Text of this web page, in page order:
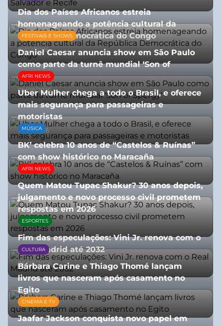
Dia dos Países Africanos estreia
homenageando a potência cultural da
República Democrática do Congo
10/07/2026
FESTIVAIS E SHOWS
Daniel Caesar anuncia show em São Paulo
como parte da turnê mundial ‘Son of
Spergy’
05/08/2026
AFRI NEWS
Uber Mulher chega a todo o Brasil, e oferece
mais segurança para passageiras e
motoristas
10/07/2026
MÚSICA
BK’ celebra 10 anos de “Castelos & Ruínas”
com show histórico no Maracaña
06/08/2026
AFRI NEWS
Quem Matou Tupac Shakur? 30 anos depois,
julgamento e novo processo civil prometem
respostas em 2026
05/08/2026
ESPORTES
Fim das especulações: Vini Jr. renova com o
Real Madrid até 2032
06/08/2026
CULTURA
Bárbara Carine e Thiago Thomé lançam
livros que nasceram após casamento no
Egito
10/07/2026
CINEMA E TV
Jaafar Jackson conquista novo papel em